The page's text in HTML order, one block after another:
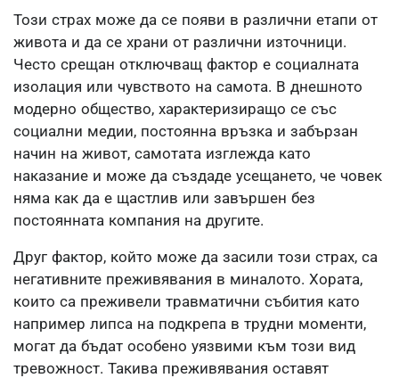
Този страх може да се появи в различни етапи от
живота и да се храни от различни източници.
Често срещан отключващ фактор е социалната
изолация или чувството на самота. В днешното
модерно общество, характеризиращо се със
социални медии, постоянна връзка и забързан
начин на живот, самотата изглежда като
наказание и може да създаде усещането, че човек
няма как да е щастлив или завършен без
постоянната компания на другите.
Друг фактор, който може да засили този страх, са
негативните преживявания в миналото. Хората,
които са преживели травматични събития като
например липса на подкрепа в трудни моменти,
могат да бъдат особено уязвими към този вид
тревожност. Такива преживявания оставят